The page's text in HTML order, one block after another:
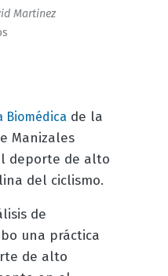
Martinez
Biomédicade la
Manizales
deporte de alto
del ciclismo.
de
una práctica
de alto